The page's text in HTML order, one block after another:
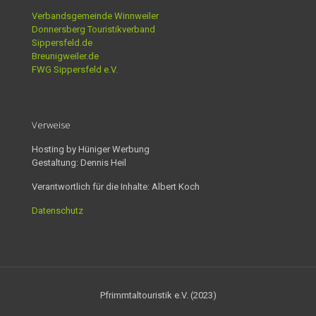
Verbandsgemeinde Winnweiler
Donnersberg Touristikverband
Sippersfeld.de
Breunigweiler.de
FWG Sippersfeld e.V.
Verweise
Hosting by Hüniger Werbung
Gestaltung: Dennis Heil
Verantwortlich für die Inhalte: Albert Koch
Datenschutz
Pfrimmtaltouristik e.V. (2023)